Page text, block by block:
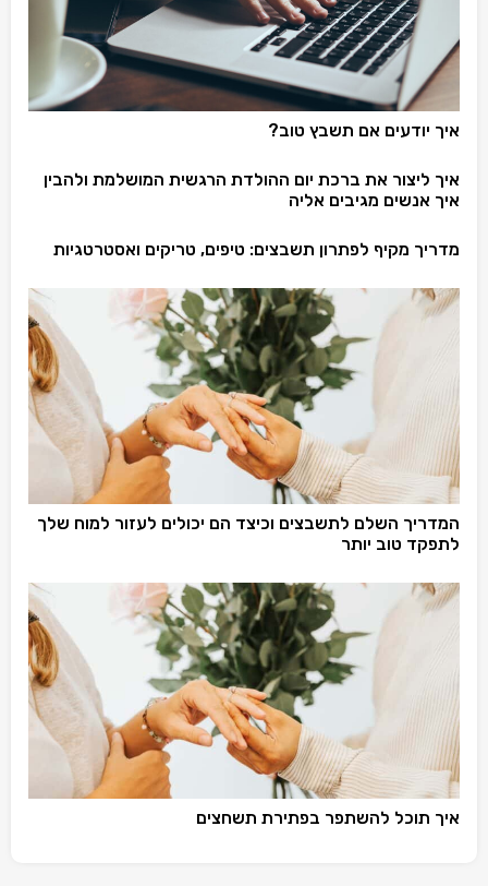
איך יודעים אם תשבץ טוב?
איך ליצור את ברכת יום ההולדת הרגשית המושלמת ולהבין
איך אנשים מגיבים אליה
מדריך מקיף לפתרון תשבצים: טיפים, טריקים ואסטרטגיות
המדריך השלם לתשבצים וכיצד הם יכולים לעזור למוח שלך
לתפקד טוב יותר
איך תוכל להשתפר בפתירת תשחצים